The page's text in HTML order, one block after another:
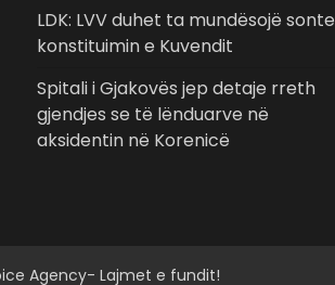
LDK: LVV duhet ta mundësojë sonte
konstituimin e Kuvendit
Spitali i Gjakovës jep detaje rreth
gjendjes se të lënduarve në
aksidentin në Korenicë